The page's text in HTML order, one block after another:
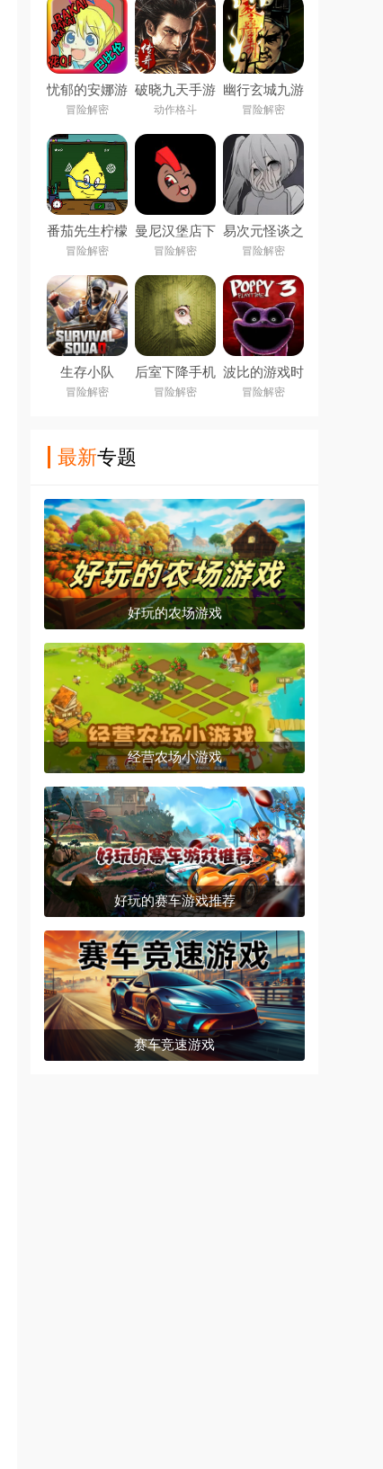
忧郁的安娜游
戏
冒险解密
破晓九天手游
下载
动作格斗
幽行玄城九游
版
冒险解密
番茄先生柠檬
小姐下载安装
冒险解密
曼尼汉堡店下
载官方
(Pandemonium:
Infernal
Bonds)
冒险解密
易次元怪谈之
家下载正版官
方手机版
冒险解密
生存小队
(Survival
Squad)
冒险解密
后室下降手机
版下载
(Backrooms
冒险解密
波比的游戏时
间第三章手机
版
冒险解密
最新专题
好玩的农场游戏
经营农场小游戏
好玩的赛车游戏推荐
赛车竞速游戏